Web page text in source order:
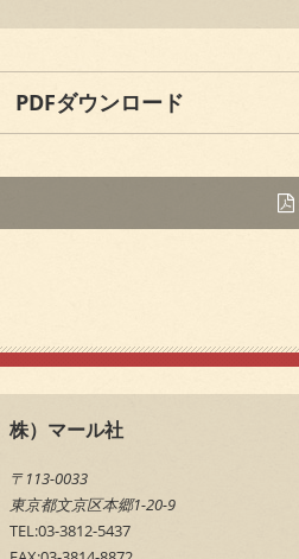
PDFダウンロード
株）マール社
〒113-0033
東京都文京区本郷1-20-9
TEL:03-3812-5437